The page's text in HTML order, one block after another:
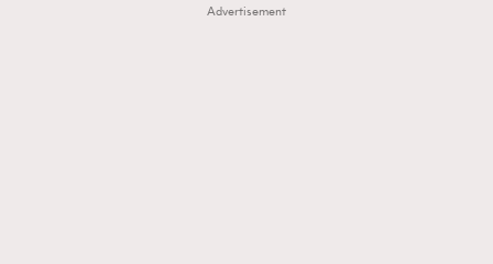
Advertisement